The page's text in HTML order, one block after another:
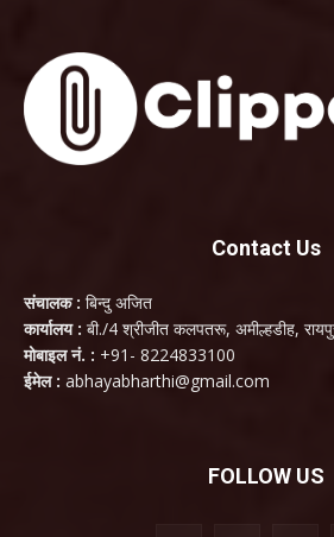
Contact Us
संचालक : बिन्दु अजित
कार्यालय : बी./4 श्रीजीत कलपतरू, अमील्हडीह,
मोबाइल नं. : +91- 8224833100
ईमेल : abhayabharthi@gmail.com
FOLLOW US